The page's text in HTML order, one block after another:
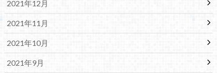
2021年12月
2021年11月
2021年10月
2021年9月